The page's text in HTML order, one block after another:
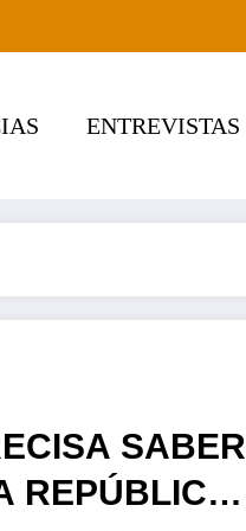
ENTREVISTAS
SABER
REPÚBLICA